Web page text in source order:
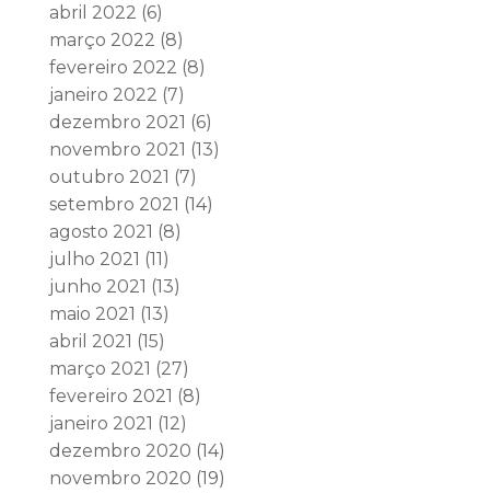
abril 2022 (6)
março 2022 (8)
fevereiro 2022 (8)
janeiro 2022 (7)
dezembro 2021 (6)
novembro 2021 (13)
outubro 2021 (7)
setembro 2021 (14)
agosto 2021 (8)
julho 2021 (11)
junho 2021 (13)
maio 2021 (13)
abril 2021 (15)
março 2021 (27)
fevereiro 2021 (8)
janeiro 2021 (12)
dezembro 2020 (14)
novembro 2020 (19)